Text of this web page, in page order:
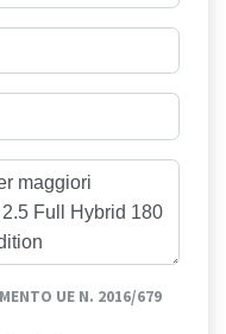
UE N. 2016/679